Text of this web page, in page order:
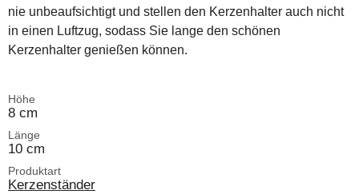
nie unbeaufsichtigt und stellen den Kerzenhalter auch nicht
in einen Luftzug, sodass Sie lange den schönen
Kerzenhalter genießen können.
Höhe
8 cm
Länge
10 cm
Produktart
Kerzenständer